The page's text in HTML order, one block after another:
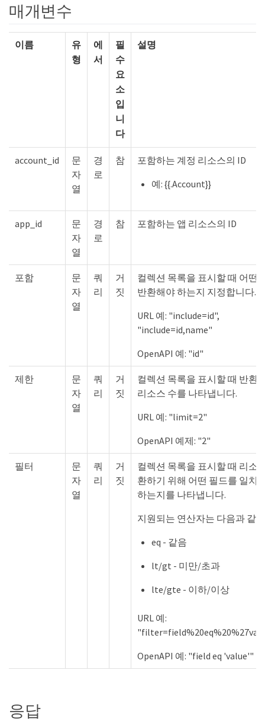
매개변수
이름
유
형
에
서
필
수
요
소
입
니
다
설명
account_id
문
자
열
경
로
참
포함하는 계정 리소스의 ID
예: {{.Account}}
app_id
문
자
열
경
로
참 포함하는 앱 리소스의 ID
포함
문
자
열
쿼
리
거
짓
컬렉션 목록을 표시할 때 어떤
반환해야 하는지 지정합니다.
URL 예: "include=id",
"include=id,name"
OpenAPI 예: "id"
제한
문
자
열
쿼
리
거
짓
컬렉션 목록을 표시할 때 반환
리소스 수를 나타냅니다.
URL 예: "limit=2"
OpenAPI 예제: "2"
필터
문
자
열
쿼
리
거
짓
컬렉션 목록을 표시할 때 리소
환하기 위해 어떤 필드를 일치
하는지를 나타냅니다.
지원되는 연산자는 다음과 같
eq - 같음
lt/gt - 미만/초과
lte/gte - 이하/이상
URL 예:
OpenAPI 예: "field eq 'value'"
응답